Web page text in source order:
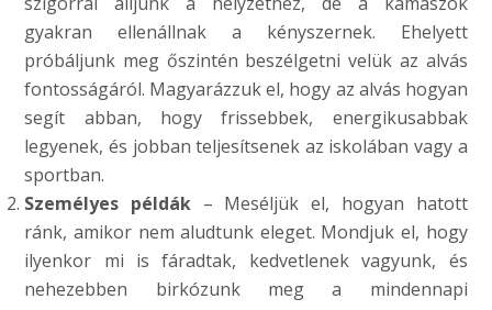
gyakran ellenállnak a kényszernek. Ehelyett
próbáljunk meg őszintén beszélgetni velük az alvás
fontosságáról. Magyarázzuk el, hogy az alvás hogyan
segít abban, hogy frissebbek, energikusabbak
legyenek, és jobban teljesítsenek az iskolában vagy a
sportban.
Személyes példák – Meséljük el, hogyan hatott
ránk, amikor nem aludtunk eleget. Mondjuk el, hogy
ilyenkor mi is fáradtak, kedvetlenek vagyunk, és
nehezebben birkózunk meg a mindennapi